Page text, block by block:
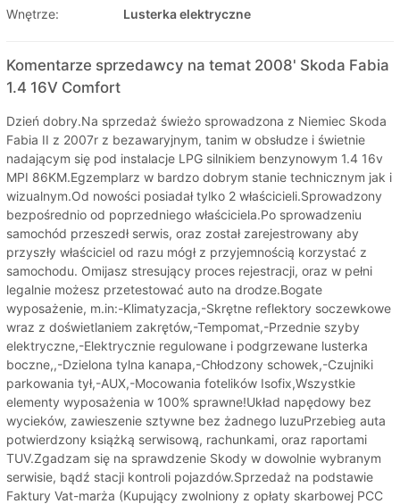
Wnętrze:
Lusterka elektryczne
Komentarze sprzedawcy na temat 2008' Skoda Fabia
1.4 16V Comfort
Dzień dobry.Na sprzedaż świeżo sprowadzona z Niemiec Skoda
Fabia II z 2007r z bezawaryjnym, tanim w obsłudze i świetnie
nadającym się pod instalacje LPG silnikiem benzynowym 1.4 16v
MPI 86KM.Egzemplarz w bardzo dobrym stanie technicznym jak i
wizualnym.Od nowości posiadał tylko 2 właścicieli.Sprowadzony
bezpośrednio od poprzedniego właściciela.Po sprowadzeniu
samochód przeszedł serwis, oraz został zarejestrowany aby
przyszły właściciel od razu mógł z przyjemnością korzystać z
samochodu. Omijasz stresujący proces rejestracji, oraz w pełni
legalnie możesz przetestować auto na drodze.Bogate
wyposażenie, m.in:-Klimatyzacja,-Skrętne reflektory soczewkowe
wraz z doświetlaniem zakrętów,-Tempomat,-Przednie szyby
elektryczne,-Elektrycznie regulowane i podgrzewane lusterka
boczne,,-Dzielona tylna kanapa,-Chłodzony schowek,-Czujniki
parkowania tył,-AUX,-Mocowania fotelików Isofix,Wszystkie
elementy wyposażenia w 100% sprawne!Układ napędowy bez
wycieków, zawieszenie sztywne bez żadnego luzuPrzebieg auta
potwierdzony książką serwisową, rachunkami, oraz raportami
TUV.Zgadzam się na sprawdzenie Skody w dowolnie wybranym
serwisie, bądź stacji kontroli pojazdów.Sprzedaż na podstawie
Faktury Vat-marża (Kupujący zwolniony z opłaty skarbowej PCC